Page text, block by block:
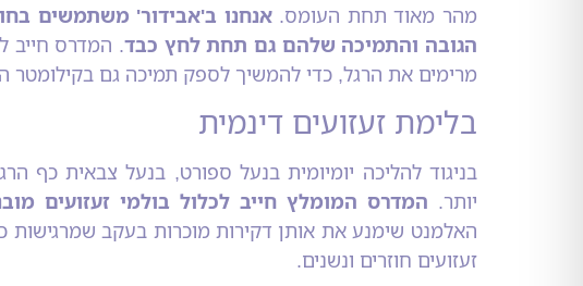
מהר מאוד תחת העומס.אנחנו ב'אבידור' משתמשים
הגובה והתמיכה שלהם גם תחת לחץ כבד. המדרס חייב
מרימים את הרגל, כדי להמשיך לספק תמיכה גם
בלימת זעזועים דינמית
בניגוד להליכה יומיומית בנעל ספורט, בנעל צבאית כף
יותר. המדרס המומלץ חייב לכלול בולמי זעזועים
האלמנט שימנע את אותן דקירות מוכרות בעקב שמרגישות
זעזועים חוזרים ונשנים.